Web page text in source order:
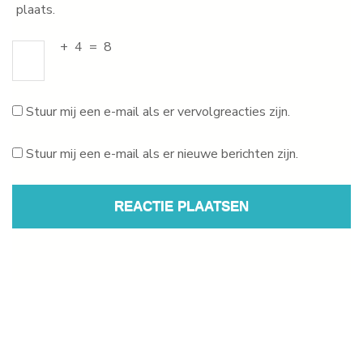
plaats.
+ 4 = 8
Stuur mij een e-mail als er vervolgreacties zijn.
Stuur mij een e-mail als er nieuwe berichten zijn.